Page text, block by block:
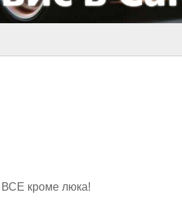
ВСЕ кроме люка!